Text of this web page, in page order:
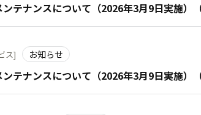
ンテナンスについて（2026年3月9日実施）
テナンスについて（2026年3月9日実施）（
ス] お知らせ